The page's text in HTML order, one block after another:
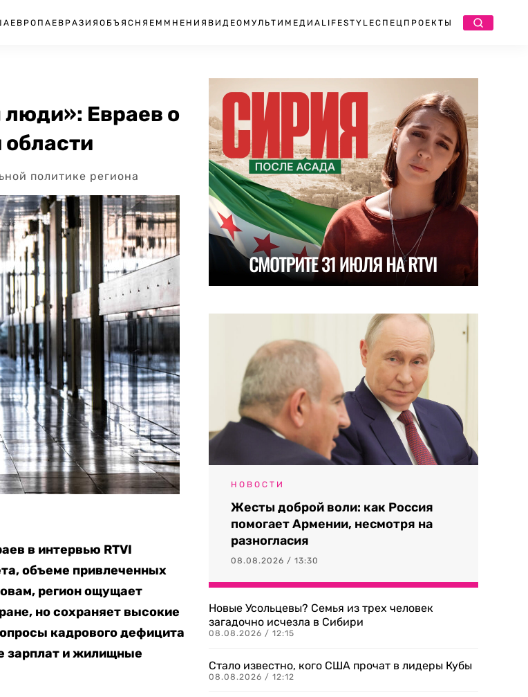
ЕВРОПА ЕВРАЗИЯ ОБЪЯСНЯЕМ МНЕНИЯ ВИДЕО МУЛЬТИМЕДИА LIFESTYLEСПЕЦПРОЕКТЫ
Евраев о
области
политике региона
в интервью RTVI
объеме привлеченных
регион ощущает
но сохраняет высокие
кадрового дефицита
зарплат и жилищные
НОВОСТИ
Жесты доброй воли: как Россия
помогает Армении, несмотря на
разногласия
08.08.2026 / 13:30
Новые Усольцевы? Семья из трех человек
загадочно исчезла в Сибири
08.08.2026 / 12:15
Стало известно, кого США прочат в лидеры Кубы
08.08.2026 / 12:12